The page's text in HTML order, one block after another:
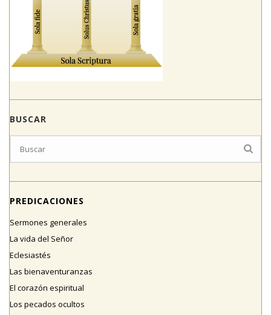
BUSCAR
PREDICACIONES
Sermones generales
La vida del Señor
Eclesiastés
Las bienaventuranzas
El corazón espiritual
Los pecados ocultos